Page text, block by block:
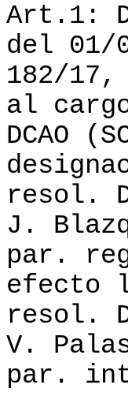
Art.1:
del 01/
182/
al
DCAO
resol.
J.
par.
efecto
resol.
V.
par.